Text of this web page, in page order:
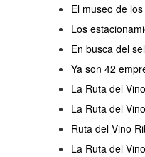
El museo de
Los
En busca del
Ya son 42
La Ruta del
La Ruta del
Ruta del Vino
La Ruta del